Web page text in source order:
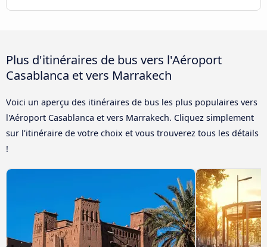
Plus d'itinéraires de bus vers l'Aéroport
Casablanca et vers Marrakech
Voici un aperçu des itinéraires de bus les plus populaires vers
l'Aéroport Casablanca et vers Marrakech. Cliquez simplement
sur l'itinéraire de votre choix et vous trouverez tous les détails
!